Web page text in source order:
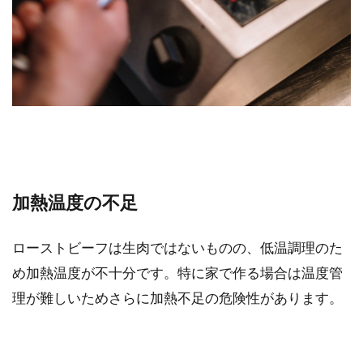
加熱温度の不足
ローストビーフは生肉ではないものの、低温調理のた
め加熱温度が不十分です。特に家で作る場合は温度管
理が難しいためさらに加熱不足の危険性があります。